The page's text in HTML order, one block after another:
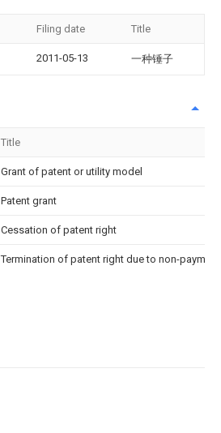
Filing date Title
2011-05-13 一种锤子
Title
Grant of patent or utility model
Patent grant
Cessation of patent right
Termination of patent right due to non-